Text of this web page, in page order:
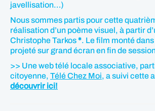
javellisation…)
Nous sommes partis pour cette
réalisation d’un poème visuel, à partir
Christophe Tarkos*. Le film monté
projeté sur grand écran en fin de
>> Une web télé locale associative,
citoyenne, Télé Chez Moi, a suivi cette
découvrir ici!